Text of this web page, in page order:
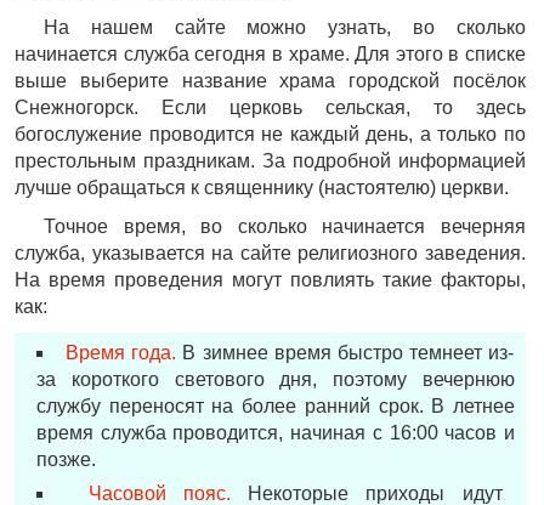
На нашем сайте можно узнать, во сколько
начинается служба сегодня в храме. Для этого в списке
выше выберите название храма городской посёлок
Снежногорск. Если церковь сельская, то здесь
богослужение проводится не каждый день, а только по
престольным праздникам. За подробной информацией
лучше обращаться к священнику (настоятелю) церкви.
Точное время, во сколько начинается вечерняя
служба, указывается на сайте религиозного заведения.
На время проведения могут повлиять такие факторы,
как:
Время года. В зимнее время быстро темнеет из-
за короткого светового дня, поэтому вечернюю
службу переносят на более ранний срок. В летнее
время служба проводится, начиная с 16:00 часов и
позже.
Часовой пояс. Некоторые приходы идут